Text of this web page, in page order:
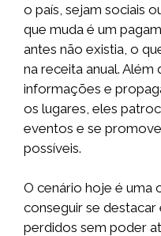
o país, sejam sociais
que muda é um
antes não existia, o
na receita anual.
informações e
os lugares, eles
eventos e se
possíveis.
O cenário hoje é uma
conseguir se
perdidos sem poder